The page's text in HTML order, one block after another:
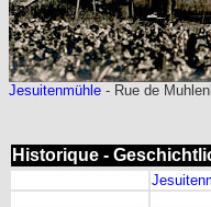
Jesuitenmühle - Rue de
Historique -